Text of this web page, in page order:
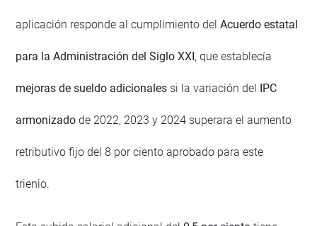
aplicación responde al cumplimiento delAcuerdo estatal
para la Administración del Siglo XXI, que establecía
mejoras de sueldo adicionales si la variación del IPC
armonizado de 2022, 2023 y 2024 superara el aumento
retributivo fijo del 8 por ciento aprobado para este
trienio.